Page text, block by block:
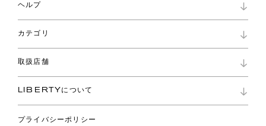
ロイヤリティプログラム
パスワード再設定
ショッピングバッグ
ヘルプ
お問い合わせ
よくあるご質問
ご利用ガイド
カテゴリ
コレクション
ファブリックス
バッグ
取扱店舗
リバティ・ファブリックス
LIBERTYについて
プライバシーポリシー